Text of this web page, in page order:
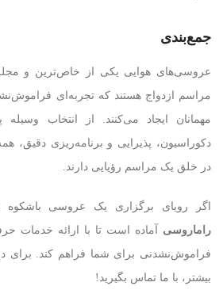
جمع‌بندی
عروسی‌های هوایی یکی از خاص‌ترین و
مراسم ازدواج هستند که تجربه‌ای
مهمانان ایجاد می‌کنند. از انتخاب
دکوراسیون، پذیرایی و برنامه‌ریزی دقیق،
در خلق یک مراسم رؤیایی دارند.
اگر رویای برگزاری یک عروسی باشکوه
راماروسی آماده است تا با ارائه خدمات
فراموش‌نشدنی برای شما فراهم کند. برای
بیشتر، با ما تماس بگیرید!